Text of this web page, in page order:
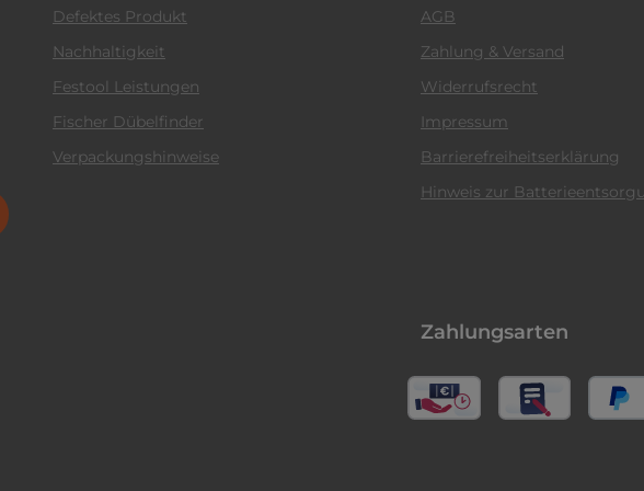
Defektes Produkt
Nachhaltigkeit
Festool Leistungen
Fischer Dübelfinder
Verpackungshinweise
AGB
Zahlung & Versand
Widerrufsrecht
Impressum
Barrierefreiheitserklärung
Hinweis zur
Zahlungsarten